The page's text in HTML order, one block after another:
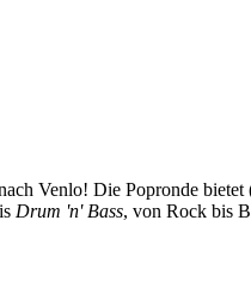
Venlo! Die Popronde
Drum 'n' Bass, von Rock bis